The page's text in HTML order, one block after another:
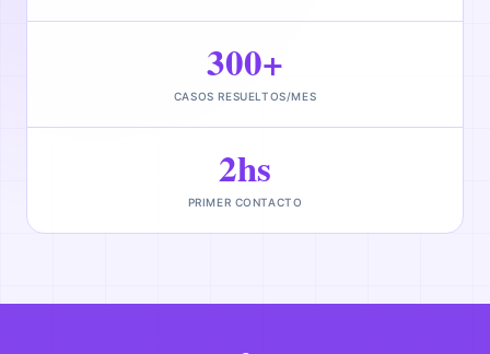
300+
CASOS RESUELTOS/MES
2hs
PRIMER CONTACTO